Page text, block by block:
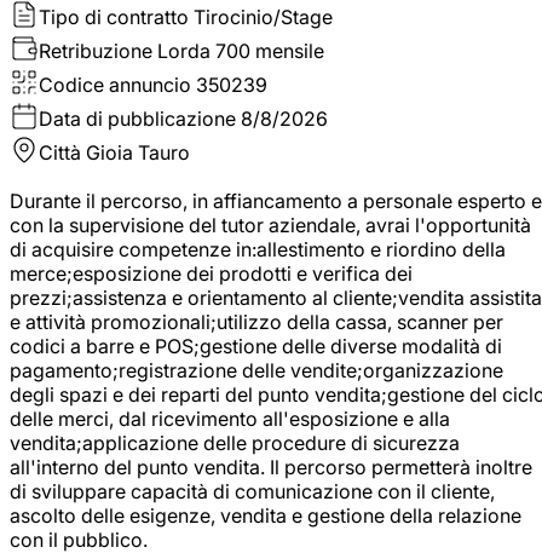
Tipo di contratto Tirocinio/Stage
Retribuzione Lorda 700 mensile
Codice annuncio 350239
Data di pubblicazione 8/8/2026
Città Gioia Tauro
Durante il percorso, in affiancamento a personale esperto e
con la supervisione del tutor aziendale, avrai l'opportunità
di acquisire competenze in:allestimento e riordino della
merce;esposizione dei prodotti e verifica dei
prezzi;assistenza e orientamento al cliente;vendita assistita
e attività promozionali;utilizzo della cassa, scanner per
codici a barre e POS;gestione delle diverse modalità di
pagamento;registrazione delle vendite;organizzazione
degli spazi e dei reparti del punto vendita;gestione del
delle merci, dal ricevimento all'esposizione e alla
vendita;applicazione delle procedure di sicurezza
all'interno del punto vendita. Il percorso permetterà inoltre
di sviluppare capacità di comunicazione con il cliente,
ascolto delle esigenze, vendita e gestione della relazione
con il pubblico.